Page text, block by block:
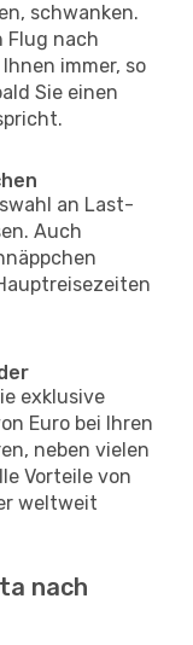
schwanken.
Flug nach
immer, so
Sie einen
an Last-
Auch
exklusive
Euro bei Ihren
neben vielen
Vorteile von
weltweit
nach